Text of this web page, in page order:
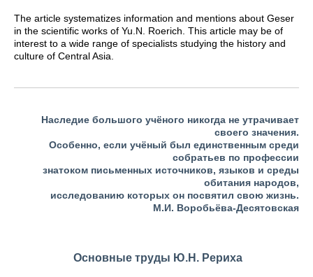
The article systematizes information and mentions about Geser
in the scientific works of Yu.N. Roerich. This article may be of
interest to a wide range of specialists studying the history and
culture of Central Asia.
Наследие большого учёного никогда не утрачивает
своего значения.
Особенно, если учёный был единственным среди
собратьев по профессии
знатоком письменных источников, языков и среды
обитания народов,
исследованию которых он посвятил свою жизнь.
М.И. Воробьёва-Десятовская
Основные труды Ю.Н. Рериха